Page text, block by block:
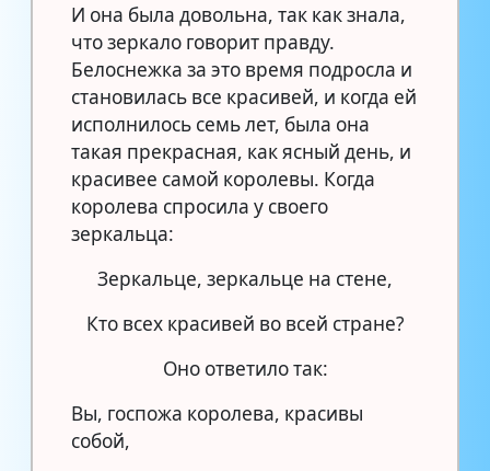
И она была довольна, так как знала,
что зеркало говорит правду.
Белоснежка за это время подросла и
становилась все красивей, и когда ей
исполнилось семь лет, была она
такая прекрасная, как ясный день, и
красивее самой королевы. Когда
королева спросила у своего
зеркальца:
Зеркальце, зеркальце на стене,
Кто всех красивей во всей стране?
Оно ответило так:
Вы, госпожа королева, красивы
собой,